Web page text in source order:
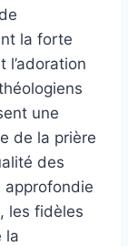
la forte
l’adoration
une
de la prière
des
approfondie
les fidèles
la